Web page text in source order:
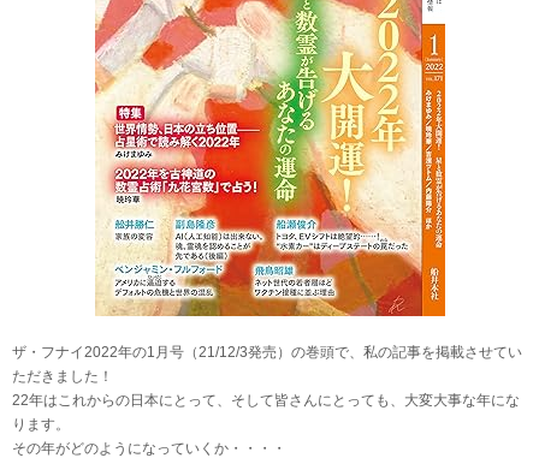
ザ・フナイ2022年の1月号（21/12/3発売）の巻頭で、私の記事を掲載させてい
ただきました！
22年はこれからの日本にとって、そして皆さんにとっても、大変大事な年にな
ります。
その年がどのようになっていくか・・・・